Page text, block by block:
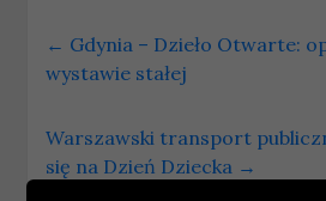
← Gdynia – Dzieło Otwarte:
wystawie stałej
Warszawski transport
się na Dzień Dziecka →